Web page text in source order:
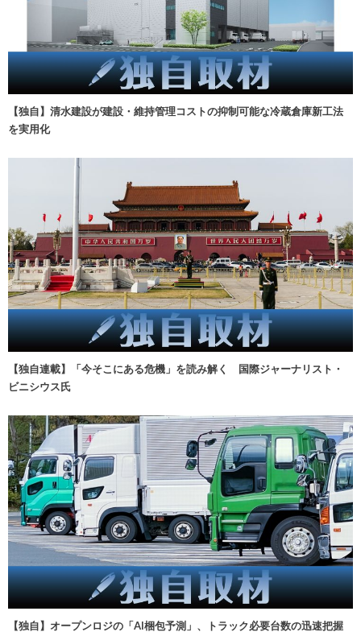
【独自】清水建設が建設・維持管理コストの抑制可能な冷蔵倉庫新工法
を実用化
【独自連載】「今そこにある危機」を読み解く 国際ジャーナリスト・
ビニシウス氏
【独自】オープンロジの「AI梱包予測」、トラック必要台数の迅速把握